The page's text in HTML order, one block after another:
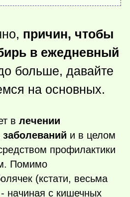
причин, чтобы
в ежедневный
больше, давайте
на основных.
в лечении
и в целом
профилактики
Помимо
(кстати, весьма
начиная с кишечных